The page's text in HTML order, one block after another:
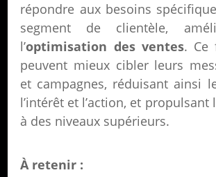
répondre aux besoins
segment de clientèle,
l’optimisation des ventes. Ce
peuvent mieux cibler leurs
et campagnes, réduisant ainsi
l’intérêt et l’action, et propulsant
à des niveaux supérieurs.
À retenir :